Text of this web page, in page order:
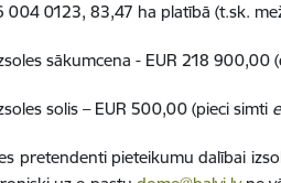
004 0123, 83,47 ha platībā (t.sk.
sākumcena - EUR 218 900,00
solis – EUR500,00 (pieci simti
pretendenti pieteikumu dalībai